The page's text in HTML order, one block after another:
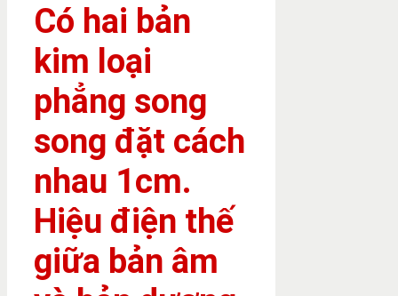
Có hai bản
kim loại
phẳng song
song đặt cách
nhau 1cm.
Hiệu điện thế
giữa bản âm